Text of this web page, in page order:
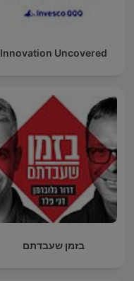
Innovation Uncovered
בזמן שעבדתם